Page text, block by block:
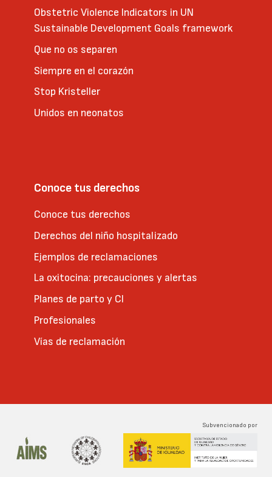
Obstetric Violence Indicators in UN
Sustainable Development Goals framework
Que no os separen
Siempre en el corazón
Stop Kristeller
Unidos en neonatos
Conoce tus derechos
Conoce tus derechos
Derechos del niño hospitalizado
Ejemplos de reclamaciones
La oxitocina: precauciones y alertas
Planes de parto y CI
Profesionales
Vías de reclamación
Subvencionado por